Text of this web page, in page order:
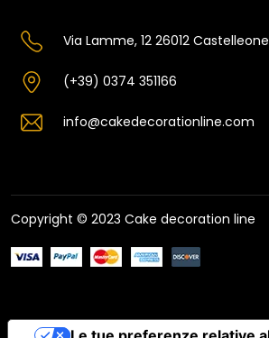
Via Lamme, 12 26012
(+39) 0374 351166
info@cakedecorationline.com
Copyright © 2023 Cake decoration line